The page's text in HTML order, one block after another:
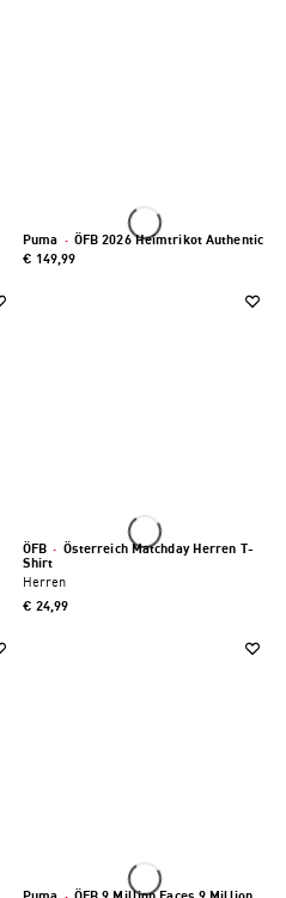
Puma · ÖFB 2026 Heimtrikot Authentic
€ 149,99
ÖFB · Österreich Matchday Herren T-
Shirt
Herren
€ 24,99